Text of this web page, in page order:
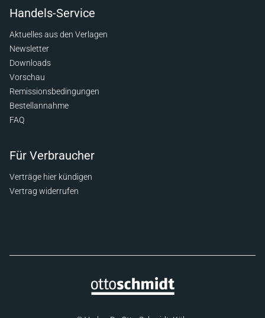
Handels-Service
Aktuelles aus den Verlagen
Newsletter
Downloads
Vorschau
Remissionsbedingungen
Bestellannahme
FAQ
Für Verbraucher
Verträge hier kündigen
Vertrag widerrufen